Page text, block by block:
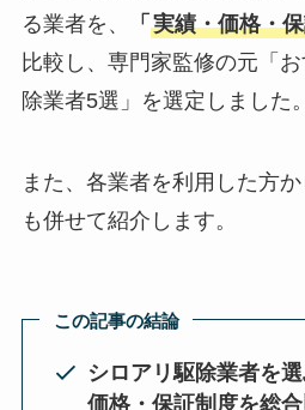
る業者を、
「 実績・価格・
比較し、専門家監修の元「
除業者5選」を選定しました。
また、各業者を利用した方
も併せて紹介します。
この記事の結論
シロアリ駆除業者を
価格・保証制度を総